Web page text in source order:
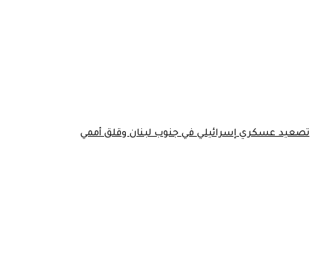
تصعيد عسكري إسرائيلي في جنوب لبنان وقلق أممي